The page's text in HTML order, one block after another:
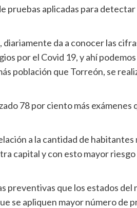
pruebas aplicadas para
da a conocer las
por el Covid 19, y ahí
población que Torreón, se
78 por ciento más exámenes
a la cantidad de habitantes
capital y con esto mayor riesgo
preventivas que los estados del
se apliquen mayor número de